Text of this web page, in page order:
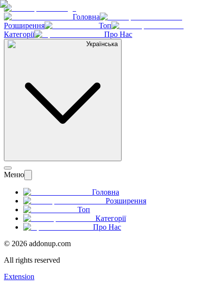
Головна
Розширення
Топ
Категорії
Про Нас
Українська
Меню
Головна
Розширення
Топ
Категорії
Про Нас
© 2026 addonup.com
All rights reserved
Extension